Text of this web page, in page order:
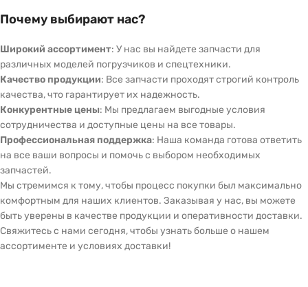
Почему выбирают нас?
Широкий ассортимент: У нас вы найдете запчасти для
различных моделей погрузчиков и спецтехники.
Качество продукции: Все запчасти проходят строгий контроль
качества, что гарантирует их надежность.
Конкурентные цены: Мы предлагаем выгодные условия
сотрудничества и доступные цены на все товары.
Профессиональная поддержка: Наша команда готова ответить
на все ваши вопросы и помочь с выбором необходимых
запчастей.
Мы стремимся к тому, чтобы процесс покупки был максимально
комфортным для наших клиентов. Заказывая у нас, вы можете
быть уверены в качестве продукции и оперативности доставки.
Свяжитесь с нами сегодня, чтобы узнать больше о нашем
ассортименте и условиях доставки!